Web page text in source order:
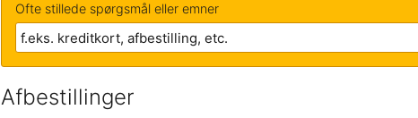
Ofte stillede spørgsmål eller emner
Afbestillinger